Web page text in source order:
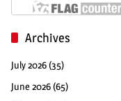
Archives
July 2026 (35)
June 2026 (65)